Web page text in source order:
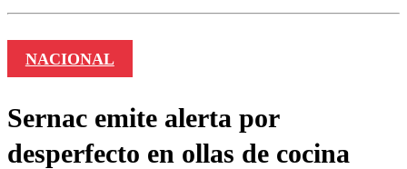
NACIONAL
Sernac emite alerta por
desperfecto en ollas de cocina